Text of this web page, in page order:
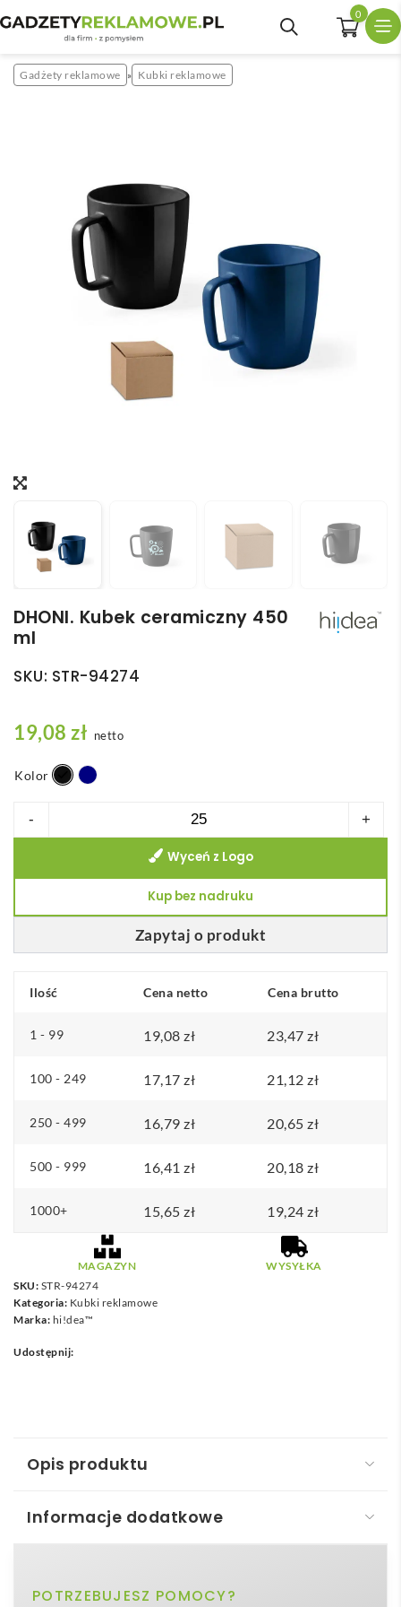
0
Gadżety reklamowe » Kubki reklamowe
DHONI. Kubek ceramiczny 450
ml
SKU: STR-94274
19,08 zł netto
Kolor
-
DHONI.
+
Zapytaj o produkt
Wyceń z Logo
Kup bez nadruku
Ilość Cena netto Cena brutto
1 - 99 19,08 zł 23,47 zł
100 - 249 17,17 zł 21,12 zł
250 - 499 16,79 zł 20,65 zł
500 - 999 16,41 zł 20,18 zł
1000+ 15,65 zł 19,24 zł
MAGAZYN
WYSYŁKA
SKU: STR-94274
Kategoria: Kubki reklamowe
Marka: hi!dea™
Udostępnij:
Opis produktu
wybór, gdy szukasz funkcjonalnego nośnika
Informacje dodatkowe
Kolor czarny, granatowy
POTRZEBUJESZ POMOCY?